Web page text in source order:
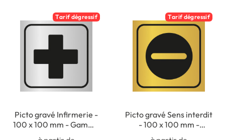
Tarif dégressif
Picto gravé Infirmerie -
100 x 100 mm - Gamme
Tarif dégressif
Picto gravé Sens interdit
- 100 x 100 mm -
Gamme Métal